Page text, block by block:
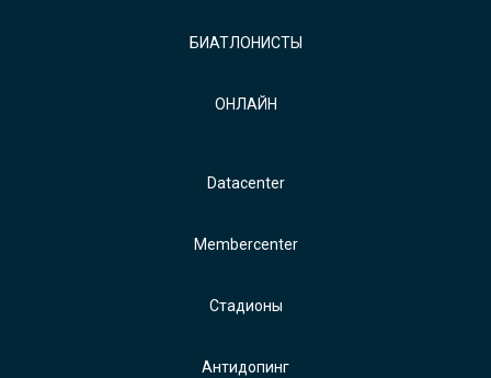
БИАТЛОНИСТЫ
ОНЛАЙН
Datacenter
Membercenter
Стадионы
Антидопинг